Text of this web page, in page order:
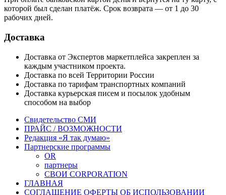
которой был сделан платёж. Срок возврата — от 1 до 30
рабочих дней.
Доставка
Доставка от Экспертов маркетплейса закреплен за
каждым участником проекта.
Доставка по всей Территории России
Доставка по тарифам транспортных компаний
Доставка курьерская писем и посылок удобным
способом на выбор
Свидетельство СМИ
ПРАЙС / ВОЗМОЖНОСТИ
Редакция «Я так думаю»
Партнерские программы
OR
партнеры
СВОИ CORPORATION
ГЛАВНАЯ
СОГЛАШЕНИЕ ОФЕРТЫ ОБ ИСПОЛЬЗОВАНИИ